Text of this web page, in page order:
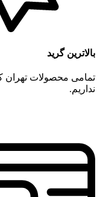
بالاترین گرید
تمامی محصولات تهران
نداریم.